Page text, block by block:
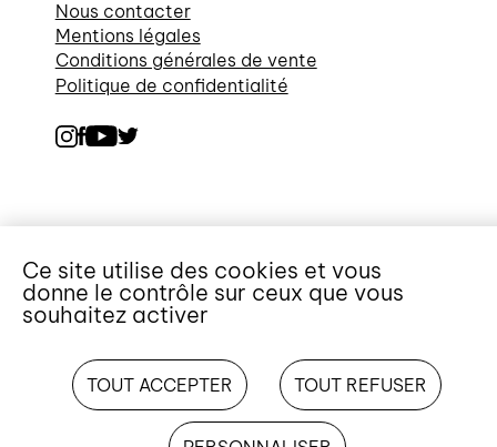
Nous contacter
Mentions légales
Conditions générales de vente
Politique de confidentialité
Ce site utilise des cookies et vous
donne le contrôle sur ceux que vous
souhaitez activer
TOUT ACCEPTER TOUT REFUSER